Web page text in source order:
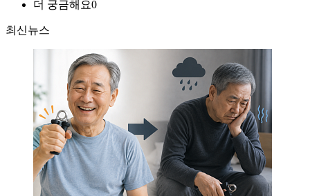
더 궁금해요0
최신뉴스